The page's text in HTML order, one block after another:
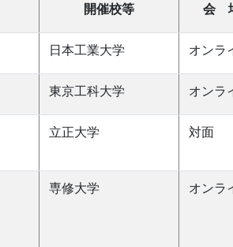
開催校等 会
日本工業大学 オンラ
東京工科大学 オンラ
立正大学 対面
専修大学 オンラ